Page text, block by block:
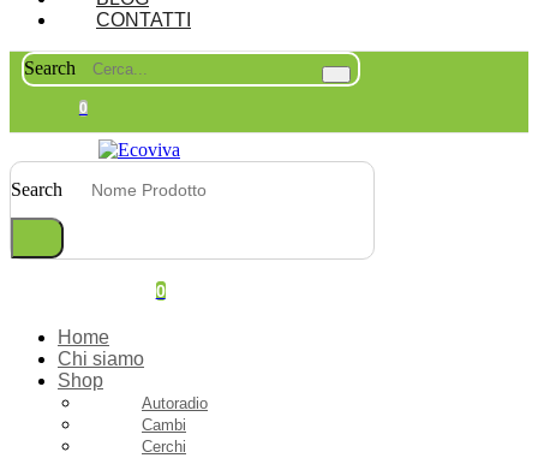
CONTATTI
Search
0
Search
0
Home
Chi siamo
Shop
Autoradio
Cambi
Cerchi